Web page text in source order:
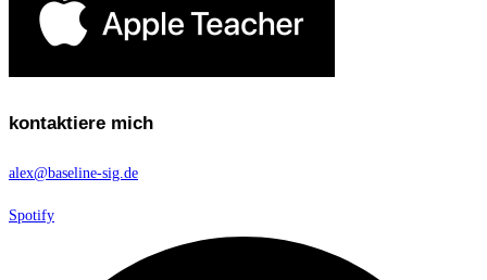
kontaktiere mich
alex@baseline-sig.de
Spotify